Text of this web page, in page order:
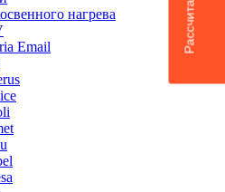
нагрева
Email